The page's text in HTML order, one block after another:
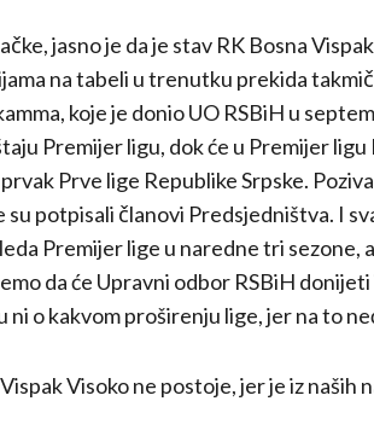
jasno je da je stav RK Bosna
na tabeli u trenutku prekida
koje je donio UO RSBiH u
Premijer ligu, dok će u Premijer ligu
Prve lige Republike Srpske.
potpisali članovi Predsjedništva. I
Premijer lige u naredne tri sezone,
da će Upravni odbor RSBiH
ni o kakvom proširenju lige, jer na to
Visoko ne postoje, jer je iz naših